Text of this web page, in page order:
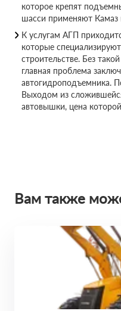
которое крепят
шасси применяют Камаз
К услугам АГП
которые
строительстве. Без
главная проблема
автогидроподъемника.
Выходом из
автовышки, цена
Вам также